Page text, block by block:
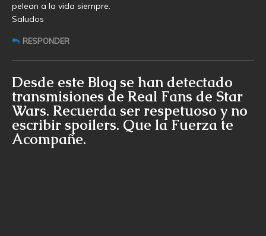
pelean a la vida siempre.
Saludos
RESPONDER
Desde este Blog se han detectado
transmisiones de Real Fans de Star
Wars. Recuerda ser respetuoso y no
escribir spoilers. Que la Fuerza te
Acompañe.